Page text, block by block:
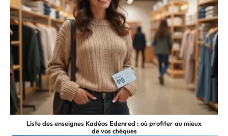
Liste des enseignes Kadéos Edenred : où profiter au mieux
de vos chèques